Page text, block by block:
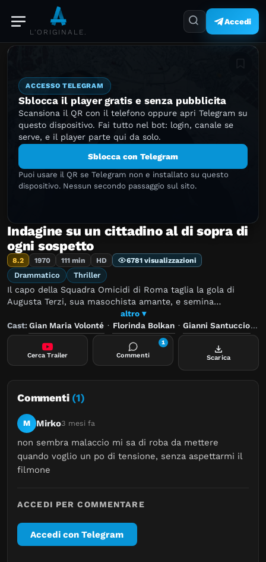
L'ORIGINALE.
Accedi
ACCESSO TELEGRAM
Sblocca il player gratis e senza pubblicita
Scansiona il QR con il telefono oppure apri Telegram su
questo dispositivo. Fai tutto nel bot: login, canale se
serve, e il player parte qui da solo.
Sblocca con Telegram
Puoi usare il QR se Telegram non e installato su questo
dispositivo. Nessun secondo passaggio sul sito.
Indagine su un cittadino al di sopra di
ogni sospetto
8.2 1970 111 min HD 6781 visualizzazioni
Drammatico Thriller
Il capo della Squadra Omicidi di Roma taglia la gola di
Augusta Terzi, sua masochista amante, e semina
volutamente tracce e indizi su sé stesso per dimostrare
che, come garante della Legge e rappresentante del Potere,
è al di sopra di ogni sospetto. Uscito indenne dalle
indagini, si autoaccusa.
altro ▾
Cast:Gian Maria Volonté · Florinda Bolkan · Gianni Santuccio—
Cerca Trailer Commenti
1
Scarica
Commenti (1)
M Mirko3 mesi fa
non sembra malaccio mi sa di roba da mettere
quando voglio un po di tensione, senza aspettarmi il
filmone
ACCEDI PER COMMENTARE
Accedi con Telegram